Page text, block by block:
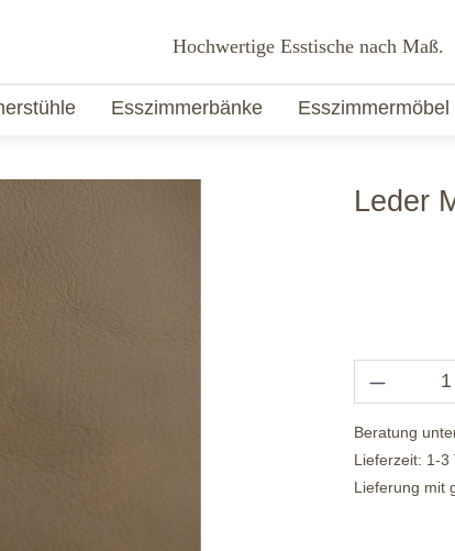
Hochwertige Esstische nach Maß.
Esszimmerbänke Esszimmermöbel
Leder
Beratung
Lieferzeit: 1-3
Lieferung mit